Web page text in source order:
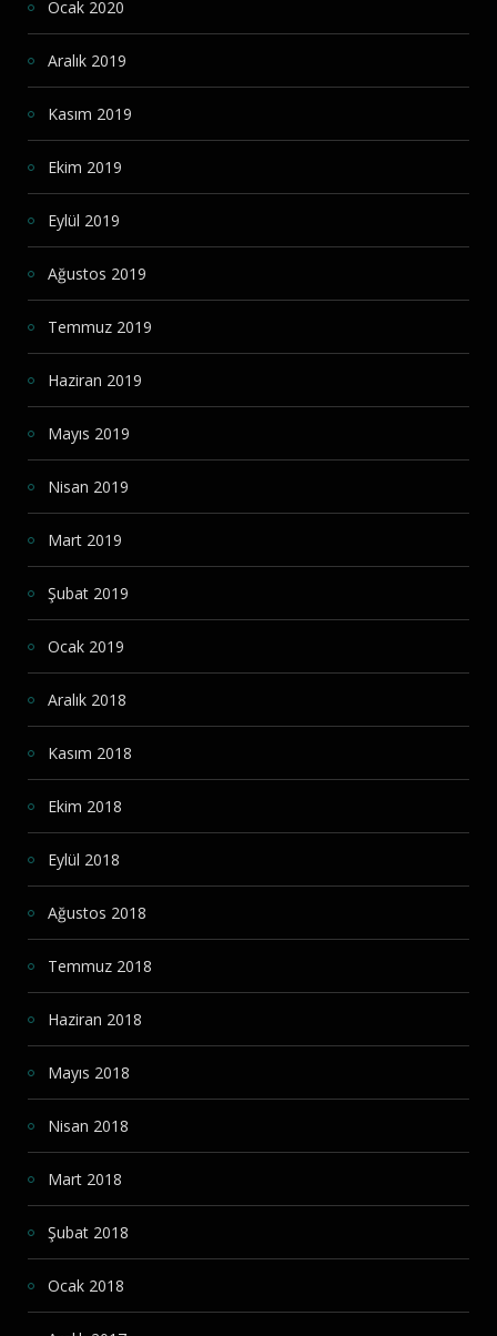
Ocak 2020
Aralık 2019
Kasım 2019
Ekim 2019
Eylül 2019
Ağustos 2019
Temmuz 2019
Haziran 2019
Mayıs 2019
Nisan 2019
Mart 2019
Şubat 2019
Ocak 2019
Aralık 2018
Kasım 2018
Ekim 2018
Eylül 2018
Ağustos 2018
Temmuz 2018
Haziran 2018
Mayıs 2018
Nisan 2018
Mart 2018
Şubat 2018
Ocak 2018